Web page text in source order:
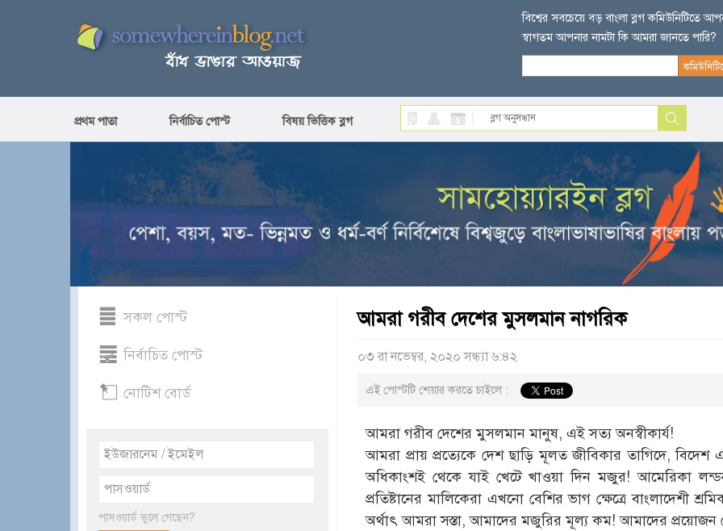
বিশ্বের সবচেয়ে বড় বাংলা ব্লগ কমিউনিটিতে
স্বাগতম আপনার নামটা কি আমরা জানতে পারি?
প্রথম পাতা নির্বাচিত পোস্ট বিষয় ভিত্তিক ব্লগ
সকল পোস্ট
নির্বাচিত পোস্ট
নোটিশ বোর্ড
পাসওয়ার্ড ভুলে গেছেন?
আমরা গরীব দেশের মুসলমান নাগরিক
০৩ রা নভেম্বর, ২০২০ সন্ধ্যা ৬:৪২
এই পোস্টটি শেয়ার করতে চাইলে :
আমরা গরীব দেশের মুসলমান মানুষ, এই সত্য অনস্বীকার্য!
আমরা প্রায় প্রত্যেকে দেশ ছাড়ি মূলত জীবিকার তাগিদে, বিদেশ
অধিকাংশই থেকে যাই খেটে খাওয়া দিন মজুর! আমেরিকা
প্রতিষ্টানের মালিকেরা এখনো বেশির ভাগ ক্ষেত্রে বাংলাদেশী
অর্থাৎ আমরা সস্তা, আমাদের মজুরির মূল্য কম! আমাদের প্রয়োজন